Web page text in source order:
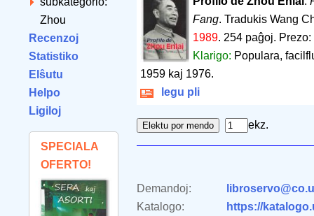
Zhou
Recenzoj
Statistiko
Elŝutu
Helpo
Ligiloj
SPECIALA
OFERTO!
Fang. Tradukis Wang
1989. 254 paĝoj.
Klarigo: Populara,
1959 kaj 1976.
legu pli
ekz.
Demandoj:
Katalogo:
https://